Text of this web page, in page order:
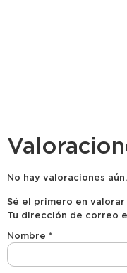
No hay valoraciones aún.
Sé el primero en valorar
Tu dirección de correo
Nombre *